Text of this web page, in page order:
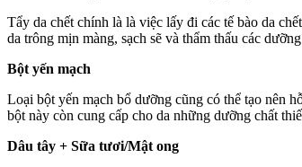
Tẩy da chết chính là là việc lấy đi các tế bào da
da trông mịn màng, sạch sẽ và thẩm thấu các
Bột yến mạch
Loại bột yến mạch bổ dưỡng cũng có thể tạo nên
bột này còn cung cấp cho da những dưỡng chất
Dâu tây + Sữa tươi/Mật ong